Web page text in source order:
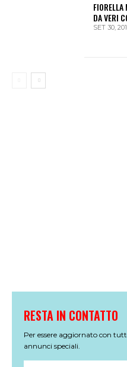
DA VERI
SET 30,
RESTA IN CONTATTO
Per essere aggiornato con
annunci speciali.